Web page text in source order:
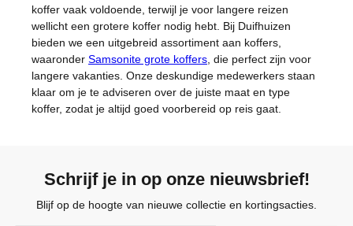
koffer vaak voldoende, terwijl je voor langere reizen
wellicht een grotere koffer nodig hebt. Bij Duifhuizen
bieden we een uitgebreid assortiment aan koffers,
waaronder Samsonite grote koffers , die perfect zijn voor
langere vakanties. Onze deskundige medewerkers staan
klaar om je te adviseren over de juiste maat en type
koffer, zodat je altijd goed voorbereid op reis gaat.
Schrijf je in op onze nieuwsbrief!
Blijf op de hoogte van nieuwe collectie en kortingsacties.